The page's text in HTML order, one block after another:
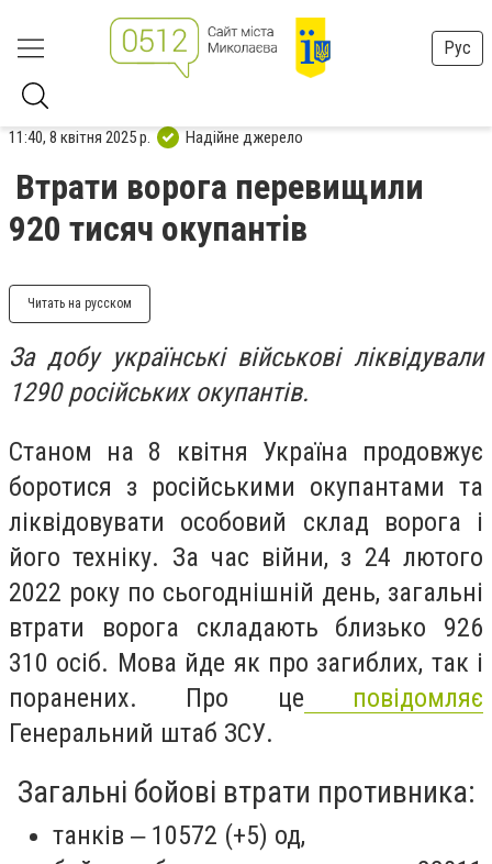
Рус
11:40, 8 квітня 2025 р. Надійне джерело
Втрати ворога перевищили
920 тисяч окупантів
Читать на русском
За добу українські військові ліквідували
1290 російських окупантів.
Станом на 8 квітня Україна продовжує
боротися з російськими окупантами та
ліквідовувати особовий склад ворога і
його техніку. За час війни, з 24 лютого
2022 року по сьогоднішній день, загальні
втрати ворога складають близько 926
310 осіб. Мова йде як про загиблих, так і
поранених. Про це повідомляє
Генеральний штаб ЗСУ.
Загальні бойові втрати противника:
танків ‒ 10572 (+5) од,